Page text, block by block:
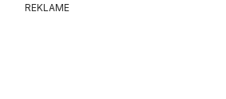
REKLAME